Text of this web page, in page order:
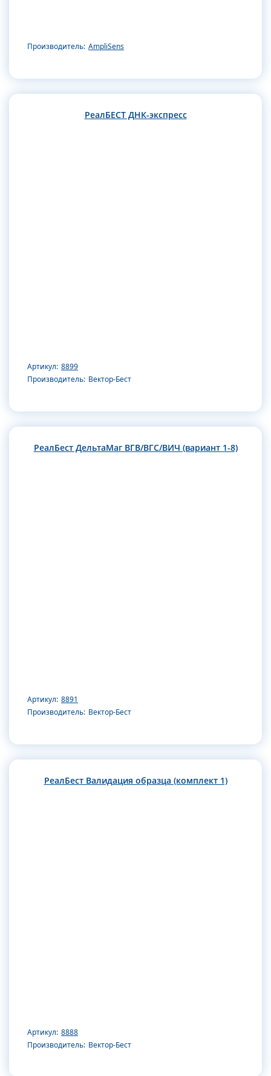
Производитель: AmpliSens
РеалБЕСТ ДНК-экспресс
Артикул: 8899
Производитель: Вектор-Бест
РеалБест ДельтаМаг ВГВ/ВГС/ВИЧ (вариант 1-8)
Артикул: 8891
Производитель: Вектор-Бест
РеалБест Валидация образца (комплект 1)
Артикул: 8888
Производитель: Вектор-Бест